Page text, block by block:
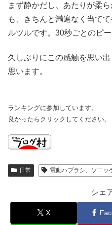
まず静かだし、あたりが柔
も、きちんと満遍なく当て
ルツルです。30秒ごとのピ
久しぶりにこの感触を思い
思います。
ランキングに参加しています。
良かったらクリックしてください。
日常 電動ハブラシ、ソニッ
シェ
X